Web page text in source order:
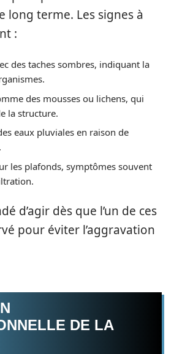
long terme. Les signes à
:
des taches sombres, indiquant la
des mousses ou lichens, qui
la structure.
eaux pluviales en raison de
les plafonds, symptômes souvent
d’agir dès que l’un de ces
pour éviter l’aggravation
DE LA